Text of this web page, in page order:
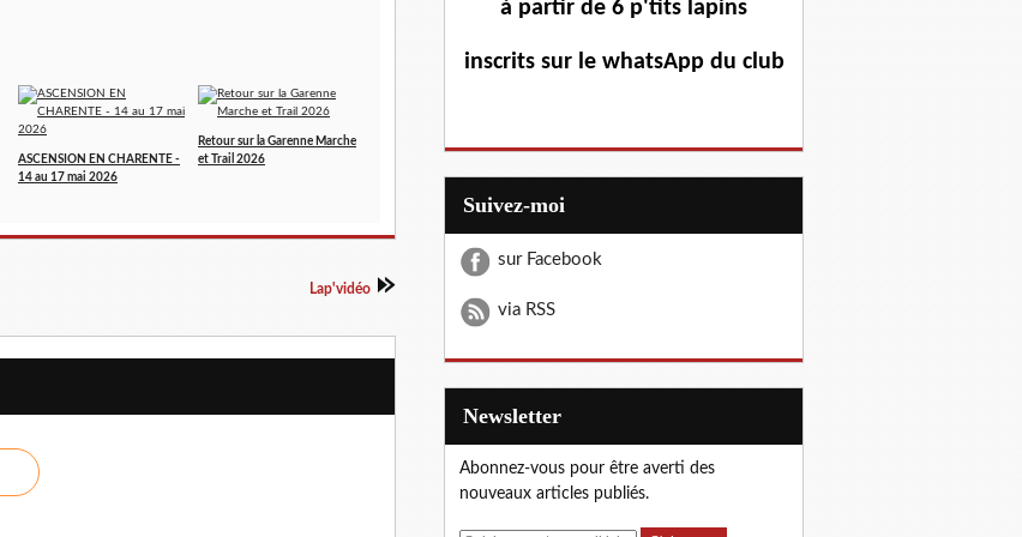
ASCENSION EN CHARENTE -
14 au 17 mai 2026
Retour sur la Garenne Marche
et Trail 2026
Lap'vidéo
à partir de 6 p'tits lapins
inscrits sur le whatsApp du club
Suivez-moi
sur Facebook
via RSS
Newsletter
Abonnez-vous pour être averti des
nouveaux articles publiés.